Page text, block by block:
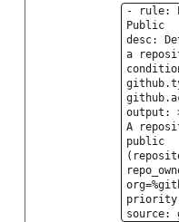
- rule:
Public
desc:
a
output:
A
public
priority:
source: